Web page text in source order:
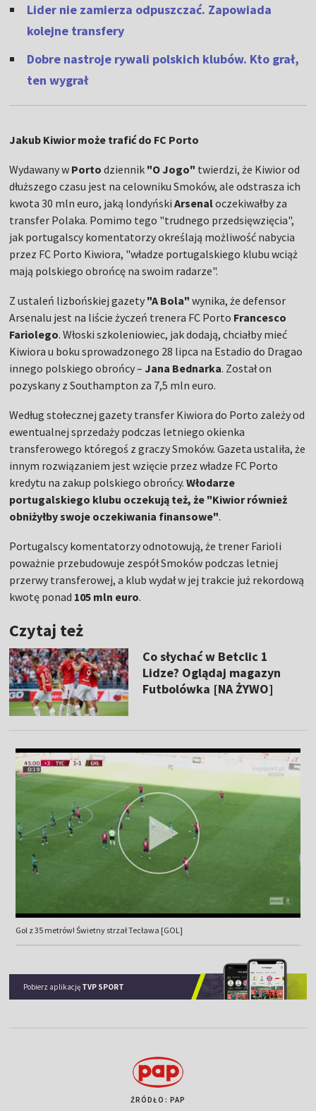
Lider nie zamierza odpuszczać. Zapowiada
kolejne transfery
Dobre nastroje rywali polskich klubów. Kto grał,
ten wygrał
Jakub Kiwior może trafić do FC Porto
Wydawany w Porto dziennik "O Jogo" twierdzi, że Kiwior od
dłuższego czasu jest na celowniku Smoków, ale odstrasza ich
kwota 30 mln euro, jaką londyński Arsenaloczekiwałby za
transfer Polaka. Pomimo tego "trudnego przedsięwzięcia",
jak portugalscy komentatorzy określają możliwość nabycia
przez FC Porto Kiwiora, "władze portugalskiego klubu wciąż
mają polskiego obrońcę na swoim radarze".
Z ustaleń lizbońskiej gazety "A Bola" wynika, że defensor
Arsenalu jest na liście życzeń trenera FC Porto Francesco
Fariolego. Włoski szkoleniowiec, jak dodają, chciałby mieć
Kiwiora u boku sprowadzonego 28 lipca na Estadio do Dragao
innego polskiego obrońcy – Jana Bednarka. Został on
pozyskany z Southampton za 7,5 mln euro.
Według stołecznej gazety transfer Kiwiora do Porto zależy od
ewentualnej sprzedaży podczas letniego okienka
transferowego któregoś z graczy Smoków. Gazeta ustaliła, że
innym rozwiązaniem jest wzięcie przez władze FC Porto
kredytu na zakup polskiego obrońcy. Włodarze
portugalskiego klubu oczekują też, że "Kiwior również
obniżyłby swoje oczekiwania finansowe".
Portugalscy komentatorzy odnotowują, że trener Farioli
poważnie przebudowuje zespół Smoków podczas letniej
przerwy transferowej, a klub wydał w jej trakcie już rekordową
kwotę ponad 105 mln euro.
Czytaj też
Co słychać w Betclic 1
Lidze? Oglądaj magazyn
Futbolówka [NA ŻYWO]
Gol z 35 metrów! Świetny strzał Tecława [GOL]
Pobierz aplikację TVP SPORT
ŹRÓDŁO: PAP